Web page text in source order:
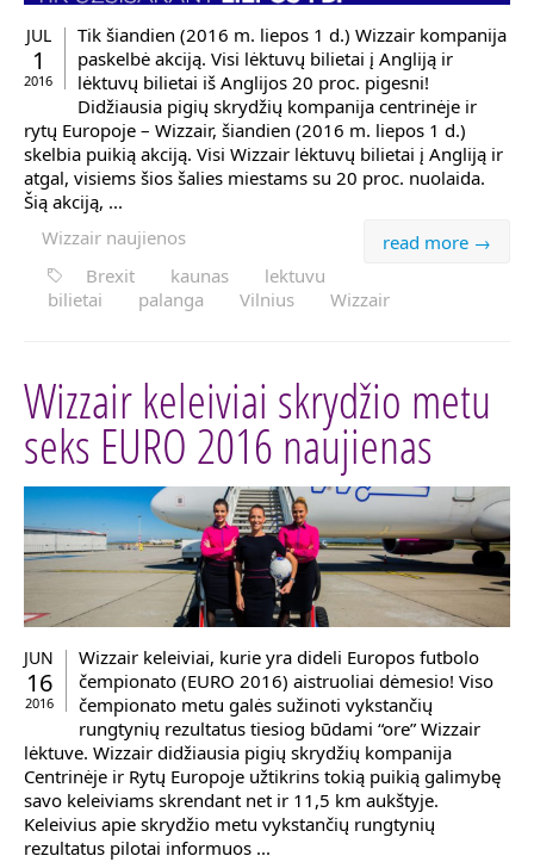
JUL
1
2016
Tik šiandien (2016 m. liepos 1 d.) Wizzair kompanija
paskelbė akciją. Visi lėktuvų bilietai į Angliją ir
lėktuvų bilietai iš Anglijos 20 proc. pigesni!
Didžiausia pigių skrydžių kompanija centrinėje ir
rytų Europoje – Wizzair, šiandien (2016 m. liepos 1 d.)
skelbia puikią akciją. Visi Wizzair lėktuvų bilietai į Angliją ir
atgal, visiems šios šalies miestams su 20 proc. nuolaida.
Šią akciją, ...
read more →
Wizzair naujienos
Brexit
kaunas
lektuvu
bilietai
palanga Vilnius Wizzair
Wizzair keleiviai skrydžio metu
seks EURO 2016 naujienas
JUN
16
2016
Wizzair keleiviai, kurie yra dideli Europos futbolo
čempionato (EURO 2016) aistruoliai dėmesio! Viso
čempionato metu galės sužinoti vykstančių
rungtynių rezultatus tiesiog būdami “ore” Wizzair
lėktuve. Wizzair didžiausia pigių skrydžių kompanija
Centrinėje ir Rytų Europoje užtikrins tokią puikią galimybę
savo keleiviams skrendant net ir 11,5 km aukštyje.
Keleivius apie skrydžio metu vykstančių rungtynių
rezultatus pilotai informuos ...